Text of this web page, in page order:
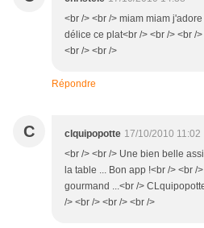
<br /> <br /> miam miam
délice ce plat<br /> <br /> <br /
<br /> <br />
Répondre
C clquipopotte 17/10/2010 11:02
<br /> <br /> Une bien belle
la table ... Bon app !<br /> <br /
gourmand ...<br />
/> <br /> <br /> <br />